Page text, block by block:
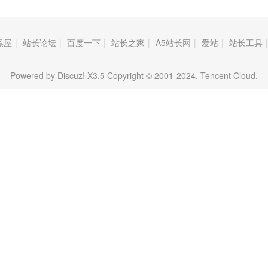
屋 | 站长论坛 | 百度一下 | 站长之家 | A5站长网 | 爱站 | 站长工具 |
Powered by Discuz! X3.5 Copyright © 2001-2024, Tencent Cloud.